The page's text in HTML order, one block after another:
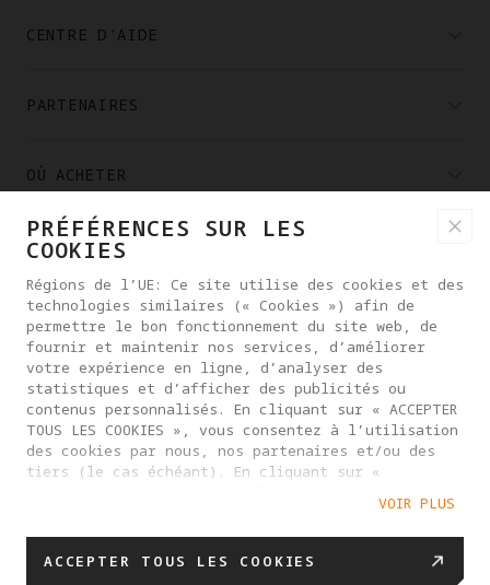
CENTRE D'AIDE
PARTENAIRES
OÙ ACHETER
À PROPOS D'ANTIGRAVITY
FRANCE
POLITIQUE DE CONFIDENTIALITÉ
ACCORD DE L'UTILISATEUR
POLITIQUE DE COOKIES
PARAMÈTRES DES COOKIES
© 2025 Antigravity. Tous droits réservés.
PRÉFÉRENCES SUR LES
COOKIES
Régions de l’UE: Ce site utilise des cookies et des
technologies similaires (« Cookies ») afin de
permettre le bon fonctionnement du site web, de
fournir et maintenir nos services, d’améliorer
votre expérience en ligne, d’analyser des
statistiques et d’afficher des publicités ou
contenus personnalisés. En cliquant sur « ACCEPTER
TOUS LES COOKIES », vous consentez à l’utilisation
des cookies par nous, nos partenaires et/ou des
tiers (le cas échéant). En cliquant sur «
nécessaires à la fourniture du service vous seront
proposés. Vous pouvez gérer vos préférences en
matière de cookies en cliquant sur « PARAMÈTRES
VOIR PLUS
ACCEPTER TOUS LES COOKIES